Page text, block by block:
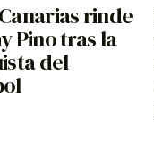
rinde
Pino tras la
del